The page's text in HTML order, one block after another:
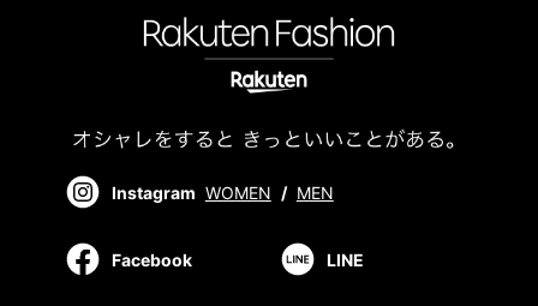
Instagram WOMEN / MEN
Facebook LINE